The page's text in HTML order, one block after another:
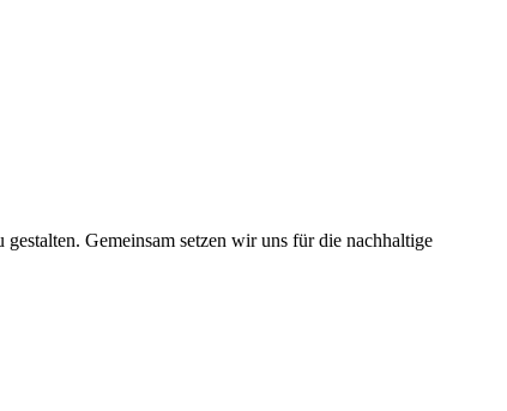
Gemeinsam setzen wir uns für die nachhaltige